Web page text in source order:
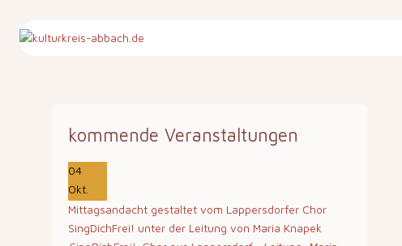
kommende Veranstaltungen
04
Okt.
Mittagsandacht gestaltet vom Lappersdorfer Chor
SingDichFrei! unter der Leitung von Maria Knapek